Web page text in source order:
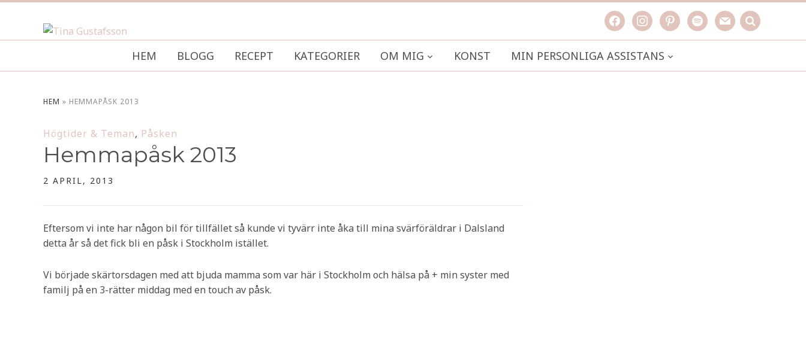
facebookinstagrampinterestspotifymail search
HEM BLOGG RECEPT KATEGORIER OM MIG KONST MIN PERSONLIGA ASSISTANS
HEM » HEMMAPÅSK 2013
Högtider & Teman, Påsken
Hemmapåsk 2013
2 APRIL, 2013
Eftersom vi inte har någon bil för tillfället så kunde vi tyvärr inte åka till mina svärföräldrar i Dalsland
detta år så det fick bli en påsk i Stockholm istället.
Vi började skärtorsdagen med att bjuda mamma som var här i Stockholm och hälsa på + min syster med
familj på en 3-rätter middag med en touch av påsk.